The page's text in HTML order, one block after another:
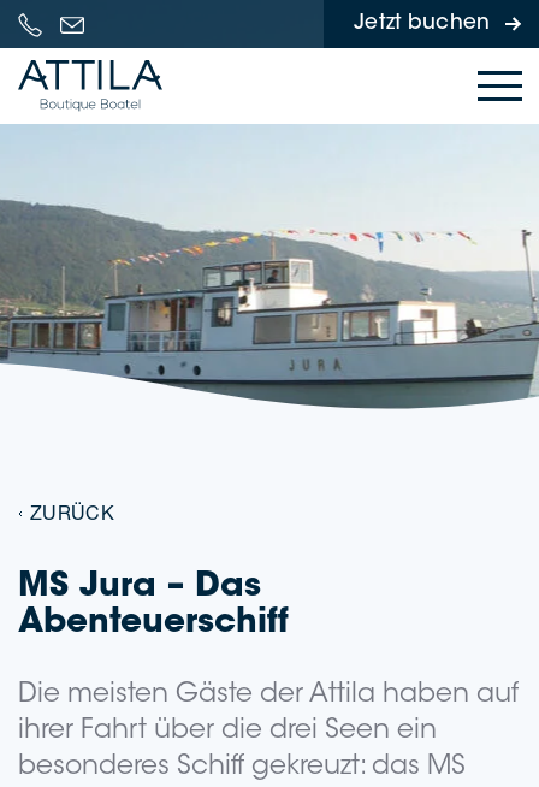
Jetzt buchen
Skip to content
ZURÜCK
MS Jura – Das
Abenteuerschiff
Die meis­ten Gäste der Attila haben auf
ihrer Fahrt über die drei Seen ein
beson­de­res Schiff gekreuzt: das MS